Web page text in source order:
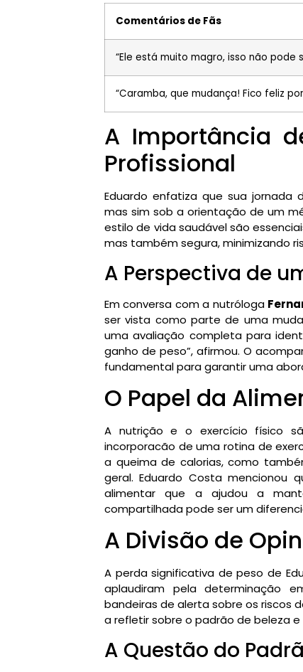
Comentários de Fãs
“Ele está muito magro, isso não pode
“Caramba, que mudança! Fico feliz
A Importância
Profissional
Eduardo enfatiza que sua
mas sim sob a orientação de um
estilo de vida saudável são
mas também segura, minimizando
A Perspectiva de
Em conversa com a nutróloga
ser vista como parte de uma
uma avaliação completa para
ganho de peso”, afirmou. O
fundamental para garantir uma
O Papel da
A nutrição e o exercício físico
incorporacão de uma rotina de
a queima de calorias, como
geral. Eduardo Costa mencionou
alimentar que a ajudou a
compartilhada pode ser um
A Divisão de
A perda significativa de peso de
aplaudiram pela determinação
bandeiras de alerta sobre os riscos
a refletir sobre o padrão de beleza
A Questão do